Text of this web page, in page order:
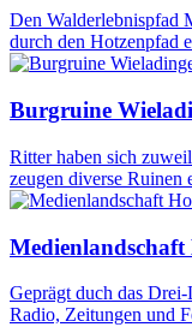
Den Walderlebnispfad
durch den Hotzenpfad
Burgruine
Ritter haben sich
zeugen diverse
Geprägt duch das
Radio, Zeitungen und